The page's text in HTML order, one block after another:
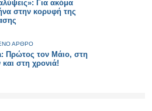
Για ακόμα
στην κορυφή της
ΑΡΘΡΟ
Πρώτος τον Μάιο, στη
και στη χρονιά!